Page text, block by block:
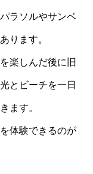
ラソルやサンベ
ります。
楽しんだ後に旧
とビーチを一日
ます。
体験できるのが